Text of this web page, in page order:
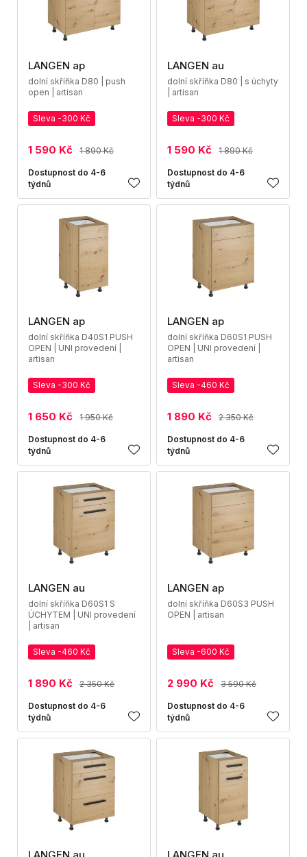
LANGEN ap
dolní skříňka D80 | push
open | artisan
Sleva -300 Kč
1 590 Kč 1 890 Kč
Dostupnost do 4-6
týdnů
LANGEN au
dolní skříňka D80 | s úchyty
| artisan
Sleva -300 Kč
1 590 Kč 1 890 Kč
Dostupnost do 4-6
týdnů
LANGEN ap
dolní skříňka D40S1 PUSH
OPEN | UNI provedení |
artisan
Sleva -300 Kč
1 650 Kč 1 950 Kč
Dostupnost do 4-6
týdnů
LANGEN ap
dolní skříňka D60S1 PUSH
OPEN | UNI provedení |
artisan
Sleva -460 Kč
1 890 Kč 2 350 Kč
Dostupnost do 4-6
týdnů
LANGEN au
dolní skříňka D60S1 S
ÚCHYTEM | UNI provedení
| artisan
Sleva -460 Kč
1 890 Kč 2 350 Kč
Dostupnost do 4-6
týdnů
LANGEN ap
dolní skříňka D60S3 PUSH
OPEN | artisan
Sleva -600 Kč
2 990 Kč 3 590 Kč
Dostupnost do 4-6
týdnů